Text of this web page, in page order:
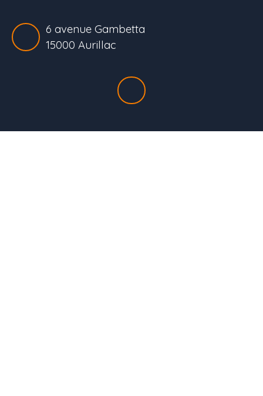
6 avenue Gambetta
15000 Aurillac